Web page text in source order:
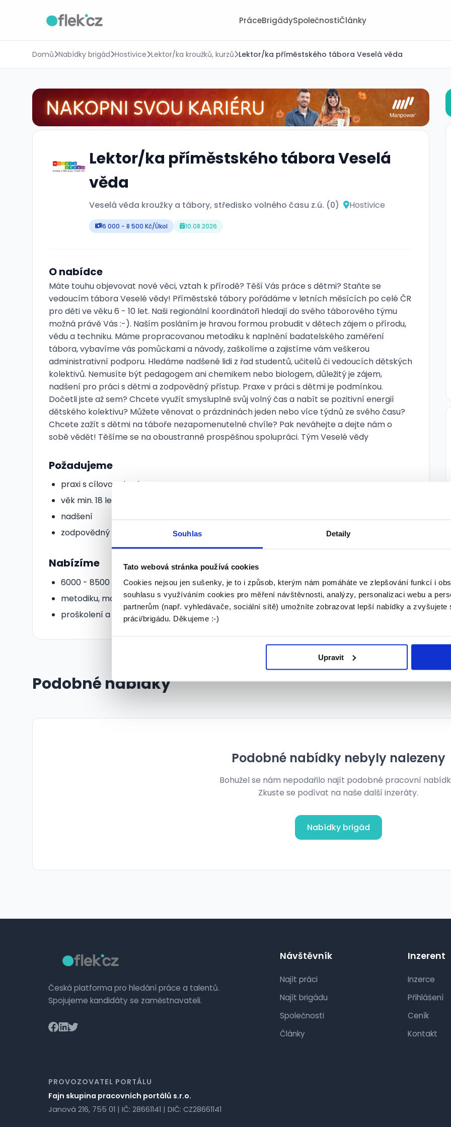
Souhlas Detaily
Tato webová stránka používá cookies
Cookies nejsou jen sušenky, je to i způsob, kterým nám pomáháte ve zlepšování funkcí i
souhlasu s využíváním cookies pro měření návštěvnosti, analýzy, personalizaci webu a
partnerům (např. vyhledávače, sociální sítě) umožníte zobrazovat lepší nabídky a
práci/brigádu. Děkujeme :-)
Upravit
PráceBrigádySpolečnostiČlánky
Domů Nabídky brigád Hostivice Lektor/ka kroužků, kurzů Lektor/ka příměstského tábora Veselá věda
Lektor/ka příměstského tábora Veselá
věda
Veselá věda kroužky a tábory, středisko volného času z.ú. (0) Hostivice
6 000 - 8 500 Kč/Úkol 10.08.2026
O nabídce
Máte touhu objevovat nové věci, vztah k přírodě? Těší Vás práce s dětmi? Staňte se
vedoucím tábora Veselé vědy! Příměstské tábory pořádáme v letních měsících po celé ČR
pro děti ve věku 6 - 10 let. Naši regionální koordinátoři hledají do svého táborového týmu
možná právě Vás :-). Naším posláním je hravou formou probudit v dětech zájem o přírodu,
vědu a techniku. Máme propracovanou metodiku k naplnění badatelského zaměření
tábora, vybavíme vás pomůckami a návody, zaškolíme a zajistíme vám veškerou
administrativní podporu. Hledáme nadšené lidi z řad studentů, učitelů či vedoucích dětských
kolektivů. Nemusíte být pedagogem ani chemikem nebo biologem, důležitý je zájem,
nadšení pro práci s dětmi a zodpovědný přístup. Praxe v práci s dětmi je podmínkou.
Dočetli jste až sem? Chcete využít smysluplně svůj volný čas a nabít se pozitivní energií
dětského kolektivu? Můžete věnovat o prázdninách jeden nebo více týdnů ze svého času?
Chcete zažít s dětmi na táboře nezapomenutelné chvíle? Pak neváhejte a dejte nám o
sobě vědět! Těšíme se na oboustranně prospěšnou spolupráci. Tým Veselé vědy
Požadujeme
praxi s cílovou skupinou
věk min. 18 let
nadšení
zodpovědný přístup
Nabízíme
6000 - 8500 Kč/týden
metodiku, materiál, postupy
proškolení a podporu
Podobné nabídky
Podobné nabídky nebyly nalezeny
Bohužel se nám nepodařilo najít podobné pracovní
Zkuste se podívat na naše další inzeráty.
Nabídky brigád
Česká platforma pro hledání práce a talentů.
Spojujeme kandidáty se zaměstnavateli.
Návštěvník
Najít práci
Najít brigádu
Společnosti
Články
Inzerent
Inzerce
Přihlášení
Ceník
Kontakt
PROVOZOVATEL PORTÁLU
Fajn skupina pracovních portálů s.r.o.
Janová 216, 755 01 | IČ: 28661141 | DIČ: CZ28661141